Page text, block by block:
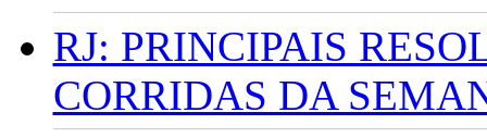
RJ: PRINCIPAIS
CORRIDAS DA